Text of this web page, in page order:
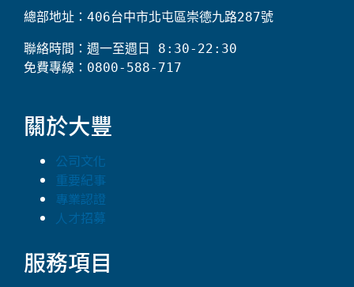
總部地址：406台中市北屯區崇德九路287號
聯絡時間：週一至週日 8:30-22:30
免費專線：0800-588-717
關於大豐
公司文化
重要紀事
專業認證
人才招募
服務項目